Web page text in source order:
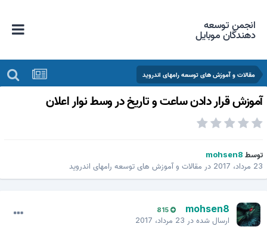
انجمن توسعه
دهندگان موبایل
مقالات و آموزش های توسعه رامهای اندروید
قرار دادن ساعت و تاریخ در وسط نوار اعلان
mohsen8
2017
درمقالات و آموزش های توسعه رامهای اندروید
mohsen8
815
ارسال شده در23 مرداد، 2017